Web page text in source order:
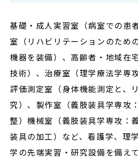
公式SNS
基礎・成人実習室（病室での患
室（リハビリテーションのため
機器を装備）、高齢者・地域在
技術）、治療室（理学療法学専
評価測定室（身体機能測定と、
究）、製作室（義肢装具学専攻
整）機械室（義肢装具学専攻：
装具の加工）など、看護学、理
学の先端実習・研究設備を備えて